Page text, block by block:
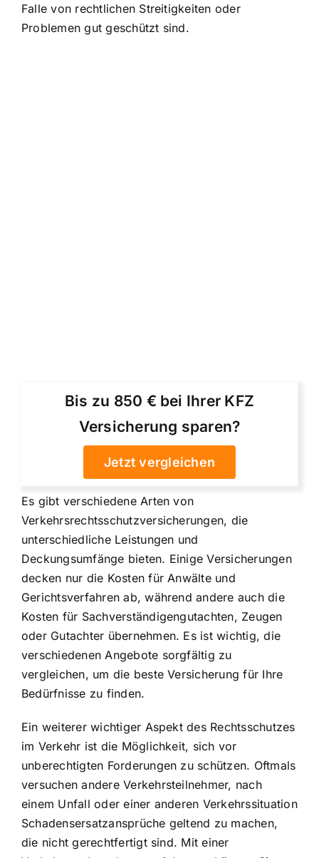
Falle von rechtlichen Streitigkeiten oder
Problemen gut geschützt sind.
Bis zu 850 € bei Ihrer KFZ
Versicherung sparen?
Jetzt vergleichen
Es gibt verschiedene Arten von
Verkehrsrechtsschutzversicherungen, die
unterschiedliche Leistungen und
Deckungsumfänge bieten. Einige Versicherungen
decken nur die Kosten für Anwälte und
Gerichtsverfahren ab, während andere auch die
Kosten für Sachverständigengutachten, Zeugen
oder Gutachter übernehmen. Es ist wichtig, die
verschiedenen Angebote sorgfältig zu
vergleichen, um die beste Versicherung für Ihre
Bedürfnisse zu finden.
Ein weiterer wichtiger Aspekt des Rechtsschutzes
im Verkehr ist die Möglichkeit, sich vor
unberechtigten Forderungen zu schützen. Oftmals
versuchen andere Verkehrsteilnehmer, nach
einem Unfall oder einer anderen Verkehrssituation
Schadensersatzansprüche geltend zu machen,
die nicht gerechtfertigt sind. Mit einer